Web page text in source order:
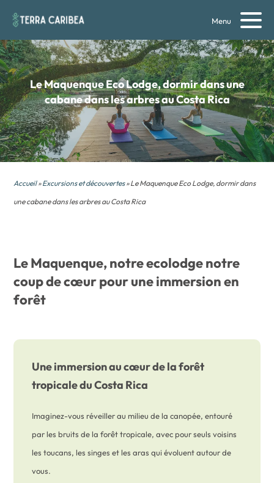
Menu
Le Maquenque Eco Lodge,dormir dans une
cabane dans les arbres au Costa Rica
Accueil»Excursions et découvertes» Le Maquenque Eco Lodge, dormir dans
une cabane dans les arbres au Costa Rica
Le Maquenque, notre ecolodge notre
coup de cœur pour une immersion en
forêt
Une immersion au cœur de la forêt
tropicale du Costa Rica
Imaginez-vous réveiller au milieu de la canopée, entouré
par les bruits de la forêt tropicale, avec pour seuls voisins
les toucans, les singes et les aras qui évoluent autour de
vous.